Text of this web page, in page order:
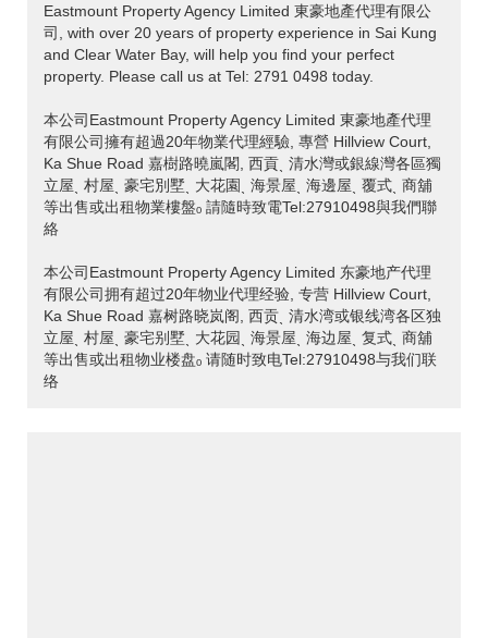
Eastmount Property Agency Limited 東豪地產代理有限公
司, with over 20 years of property experience in Sai Kung
and Clear Water Bay, will help you find your perfect
property. Please call us at Tel: 2791 0498 today.
本公司Eastmount Property Agency Limited 東豪地產代理
有限公司擁有超過20年物業代理經驗, 專營 Hillview Court,
Ka Shue Road 嘉樹路曉嵐閣, 西貢ˎ 清水灣或銀線灣各區獨
立屋ˎ 村屋ˎ 豪宅別墅ˎ 大花園ˎ 海景屋ˎ 海邊屋ˎ 覆式ˎ 商舖
等出售或出租物業樓盤ₒ 請隨時致電Tel:27910498與我們聯
絡
本公司Eastmount Property Agency Limited 东豪地产代理
有限公司拥有超过20年物业代理经验, 专营 Hillview Court,
Ka Shue Road 嘉树路晓岚阁, 西贡ˎ 清水湾或银线湾各区独
立屋ˎ 村屋ˎ 豪宅别墅ˎ 大花园ˎ 海景屋ˎ 海边屋ˎ 复式ˎ 商舖
等出售或出租物业楼盘ₒ 请随时致电Tel:27910498与我们联
络